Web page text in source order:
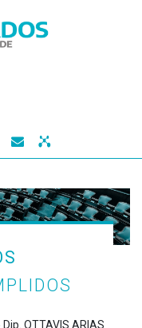
 
Dip. OTTAVIS ARIAS